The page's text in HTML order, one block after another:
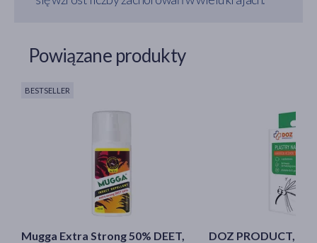
Powiązane produkty
BESTSELLER
Mugga Extra Strong 50% DEET,
DOZ PRODUCT,